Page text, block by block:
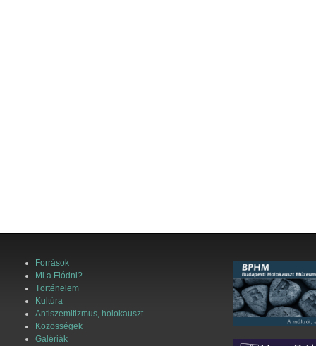
Források
Mi a Flódni?
Történelem
Kultúra
Antiszemitizmus, holokauszt
Közösségek
Galériák